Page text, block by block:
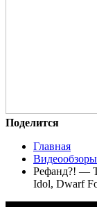
Поделится
Главная
Видеообзоры
Рефанд?! —
Idol, Dwarf